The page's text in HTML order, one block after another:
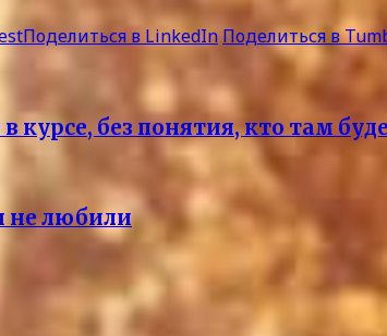
Поделиться в LinkedIn Поделиться в
без понятия, кто там
не любили